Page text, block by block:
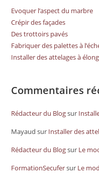
Evoquer l’aspect du marbre
Crépir des façades
Des trottoirs pavés
Fabriquer des palettes à
Installer des attelages à
Commentaires
Rédacteur du Blogsur
Mayaud sur Installer des
Rédacteur du Blogsur Le
FormationSecufersur Le